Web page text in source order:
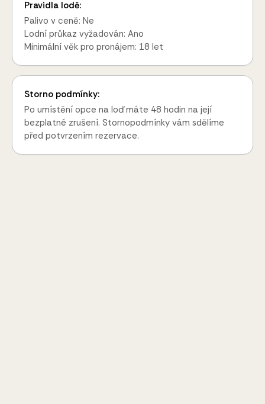
Pravidla lodě:
Palivo v ceně: Ne
Lodní průkaz vyžadován: Ano
Minimální věk pro pronájem: 18 let
Storno podmínky:
Po umístění opce na loď máte 48 hodin na její
bezplatné zrušení. Stornopodmínky vám sdělíme
před potvrzením rezervace.